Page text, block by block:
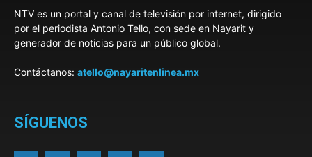
NTV es un portal y canal de televisión por internet, dirigido
por el periodista Antonio Tello, con sede en Nayarit y
generador de noticias para un público global.
Contáctanos: atello@nayaritenlinea.mx
SÍGUENOS